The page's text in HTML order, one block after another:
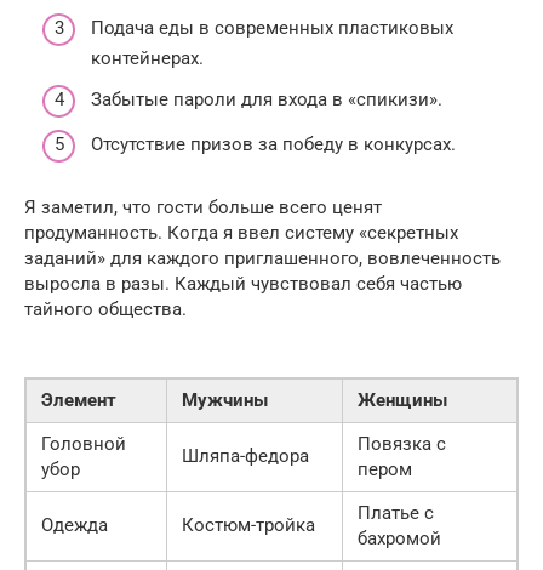
Подача еды в современных пластиковых
контейнерах.
Забытые пароли для входа в «спикизи».
Отсутствие призов за победу в конкурсах.
Я заметил, что гости больше всего ценят
продуманность. Когда я ввел систему «секретных
заданий» для каждого приглашенного, вовлеченность
выросла в разы. Каждый чувствовал себя частью
тайного общества.
Элемент Мужчины
Женщины
Головной
убор
Шляпа-федора
Повязка с
пером
Одежда Костюм-тройка
Платье с
бахромой